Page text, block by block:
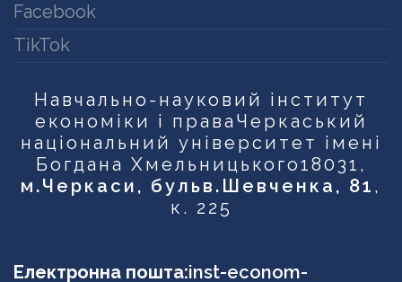
Facebook
TikTok
Навчально-науковий інститут
економіки і права Черкаський
національний університет імені
Богдана Хмельницького18031,
м.Черкаси, бульв.Шевченка, 81 ,
к. 225
Електронна пошта:inst-econom-